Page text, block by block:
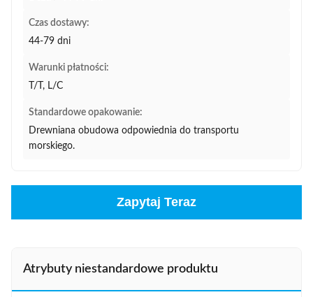
Czas dostawy:
44-79 dni
Warunki płatności:
T/T, L/C
Standardowe opakowanie:
Drewniana obudowa odpowiednia do transportu
morskiego.
Zapytaj Teraz
Atrybuty niestandardowe produktu